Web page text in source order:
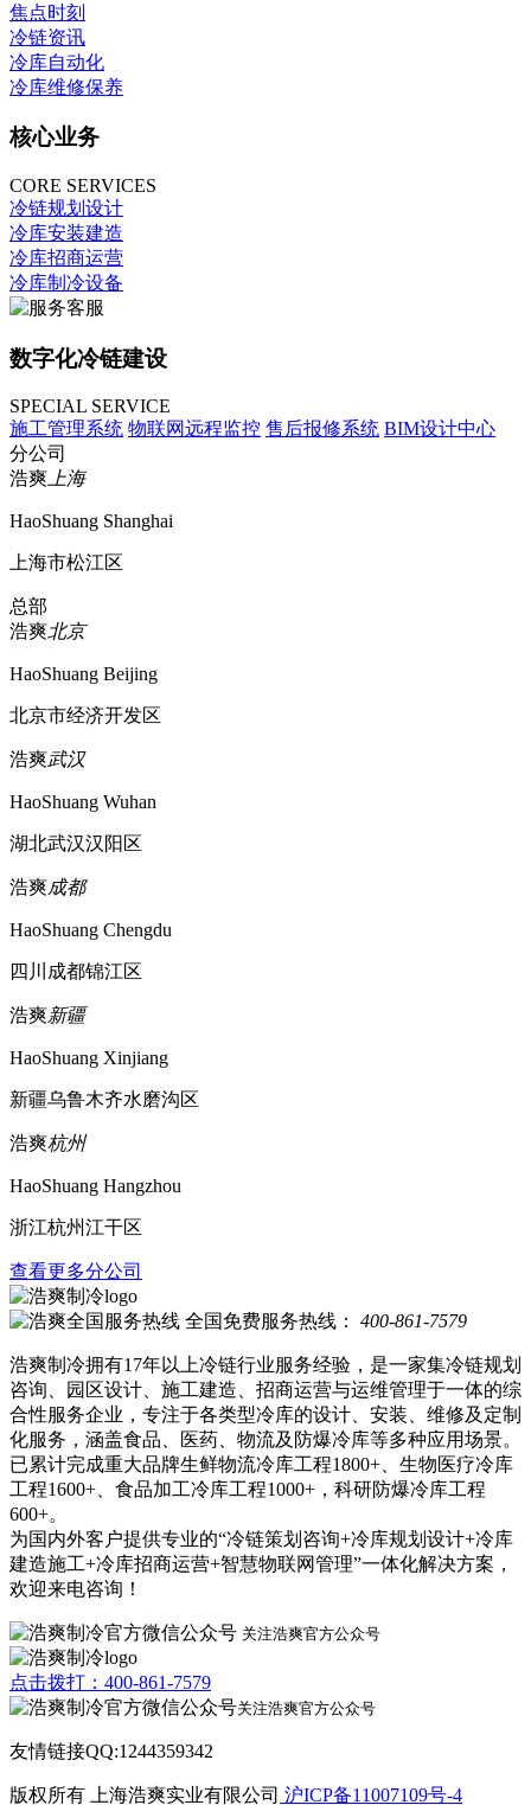
焦点时刻
冷链资讯
冷库自动化
冷库维修保养
核心业务
CORE SERVICES
冷链规划设计
冷库安装建造
冷库招商运营
冷库制冷设备
数字化冷链建设
SPECIAL SERVICE
施工管理系统 物联网远程监控 售后报修系统 BIM设计中心
分公司
浩爽上海
HaoShuang Shanghai
上海市松江区
总部
浩爽北京
HaoShuang Beijing
北京市经济开发区
浩爽武汉
HaoShuang Wuhan
湖北武汉汉阳区
浩爽成都
HaoShuang Chengdu
四川成都锦江区
浩爽新疆
HaoShuang Xinjiang
新疆乌鲁木齐水磨沟区
浩爽杭州
HaoShuang Hangzhou
浙江杭州江干区
查看更多分公司
全国免费服务热线： 400-861-7579
浩爽制冷拥有17年以上冷链行业服务经验，是一家集冷链规划
咨询、园区设计、施工建造、招商运营与运维管理于一体的综
合性服务企业，专注于各类型冷库的设计、安装、维修及定制
化服务，涵盖食品、医药、物流及防爆冷库等多种应用场景。
已累计完成重大品牌生鲜物流冷库工程1800+、生物医疗冷库
工程1600+、食品加工冷库工程1000+，科研防爆冷库工程
600+。
为国内外客户提供专业的“冷链策划咨询+冷库规划设计+冷库
建造施工+冷库招商运营+智慧物联网管理”一体化解决方案，
欢迎来电咨询！
关注浩爽官方公众号
点击拨打：400-861-7579
关注浩爽官方公众号
友情链接QQ:1244359342
版权所有 上海浩爽实业有限公司 沪ICP备11007109号-4